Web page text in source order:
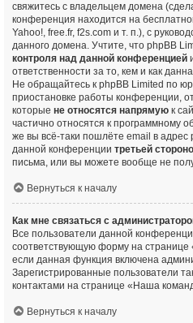
свяжитесь с владельцем домена
конференция находится на
Yahoo!, free.fr, f2s.com и т. п.), с
данного домена. Учтите, что phpBB
контроля над данной конференцией
ответственности за то, кем и как
Не обращайтесь к phpBB Limited по
приостановке работы конференции,
которые не относятся напрямую к
частично относятся к программному
же вы всё-таки пошлёте email в адрес
данной конференции третьей
письма, или вы можете вообще не
Вернуться к началу
Как мне связаться с
Все пользователи данной
соответствующую форму на странице
если данная функция включена
Зарегистрированные пользователи
контактами на странице «Наша
Вернуться к началу